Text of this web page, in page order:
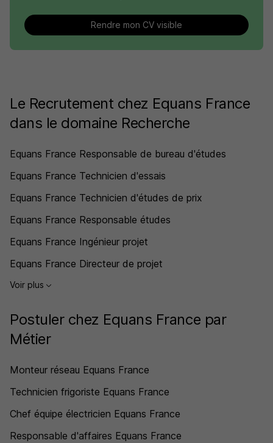
Rendre mon CV visible
Le Recrutement chez Equans France
dans le domaine Recherche
Equans France Responsable de bureau d'études
Equans France Technicien d'essais
Equans France Technicien d'études de prix
Equans France Responsable études
Equans France Ingénieur projet
Equans France Directeur de projet
Voir plus
Postuler chez Equans France par
Métier
Monteur réseau Equans France
Technicien frigoriste Equans France
Chef équipe électricien Equans France
Responsable d'affaires Equans France